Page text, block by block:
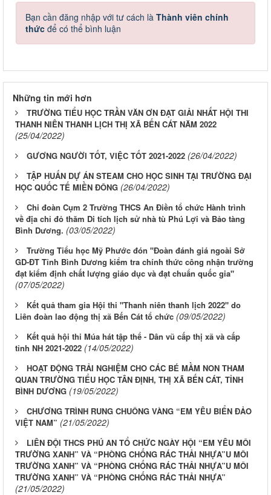
Bạn cần đăng nhập với tư cách là Thành viên chính
thức để có thể bình luận
Những tin mới hơn
TRƯỜNG TIỂU HỌC TRẦN VĂN ƠN ĐẠT GIẢI NHẤT HỘI THI
THANH NIÊN THANH LỊCH THỊ XÃ BẾN CÁT NĂM 2022
(25/04/2022)
GƯƠNG NGƯỜI TỐT, VIỆC TỐT 2021-2022 (26/04/2022)
TẬP HUẤN DỰ ÁN STEAM CHO HỌC SINH TẠI TRƯỜNG ĐẠI
HỌC QUỐC TẾ MIỀN ĐÔNG (26/04/2022)
Chi đoàn Cụm 2 Trường THCS An Điền tổ chức Hành trình
về địa chỉ đỏ thăm Di tích lịch sử nhà tù Phú Lợi và Bảo tàng
Bình Dương. (03/05/2022)
Trường Tiểu học Mỹ Phước đón "Đoàn đánh giá ngoài Sở
GD-ĐT Tỉnh Bình Dương kiểm tra chính thức công nhận trường
đạt kiểm định chất lượng giáo dục và đạt chuẩn quốc gia"
(07/05/2022)
Kết quả tham gia Hội thi "Thanh niên thanh lịch 2022" do
Liên đoàn lao động thị xã Bến Cát tổ chức (09/05/2022)
Kết quả hội thi Múa hát tập thể - Dân vũ cấp thị xã và cấp
tỉnh NH 2021-2022 (14/05/2022)
HOẠT ĐỘNG TRẢI NGHIỆM CHO CÁC BÉ MẦM NON THAM
QUAN TRƯỜNG TIỂU HỌC TÂN ĐỊNH, THỊ XÃ BẾN CÁT, TỈNH
BÌNH DƯƠNG (19/05/2022)
CHƯƠNG TRÌNH RUNG CHUÔNG VÀNG “EM YÊU BIỂN ĐẢO
VIỆT NAM” (21/05/2022)
LIÊN ĐỘI THCS PHÚ AN TỔ CHỨC NGÀY HỘI “EM YÊU MÔI
TRƯỜNG XANH” VÀ “PHÒNG CHỐNG RÁC THẢI NHỰA”U MÔI
TRƯỜNG XANH” VÀ “PHÒNG CHỐNG RÁC THẢI NHỰA”U MÔI
TRƯỜNG XANH” VÀ “PHÒNG CHỐNG RÁC THẢI NHỰA”
(21/05/2022)